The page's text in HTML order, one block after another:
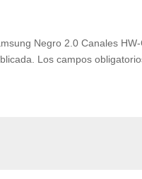
Negro 2.0 Canales HW-
Los campos